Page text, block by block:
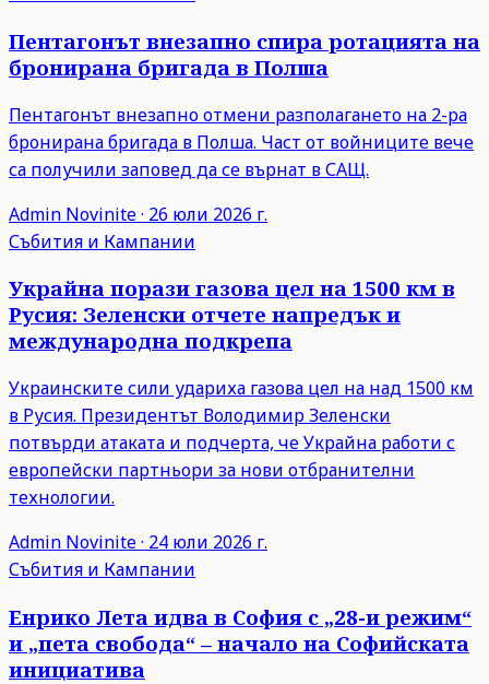
Пентагонът внезапно спира ротацията на
бронирана бригада в Полша
Пентагонът внезапно отмени разполагането на 2-ра
бронирана бригада в Полша. Част от войниците вече
са получили заповед да се върнат в САЩ.
Admin Novinite· 26 юли 2026 г.
Събития и Кампании
Украйна порази газова цел на 1500 км в
Русия: Зеленски отчете напредък и
международна подкрепа
Украинските сили удариха газова цел на над 1500 км
в Русия. Президентът Володимир Зеленски
потвърди атаката и подчерта, че Украйна работи с
европейски партньори за нови отбранителни
технологии.
Admin Novinite· 24 юли 2026 г.
Събития и Кампании
Енрико Лета идва в София с „28-и режим“
и „пета свобода“ – начало на Софийската
инициатива